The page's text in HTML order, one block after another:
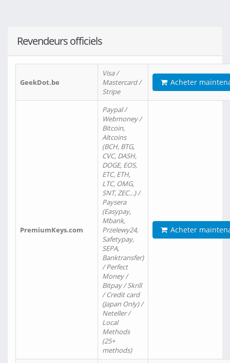
Revendeurs officiels
GeekDot.be
Visa /
Mastercard /
Stripe
Acheter
PremiumKeys.com
Paypal /
Webmoney /
Bitcoin,
Altcoins
(BCH, BTG,
CVC, DASH,
DOGE, EOS,
ETC, ETH,
LTC, OMG,
SNT, ZEC…) /
Paysera
(Easypay,
Mbank,
Przelewy24,
Safetypay,
SEPA,
Banktransfer)
/ Perfect
Money /
Bitpay / Skrill
/ Credit card
(Japan Only) /
Neteller /
Local
Methods
(25+
methods)
Acheter